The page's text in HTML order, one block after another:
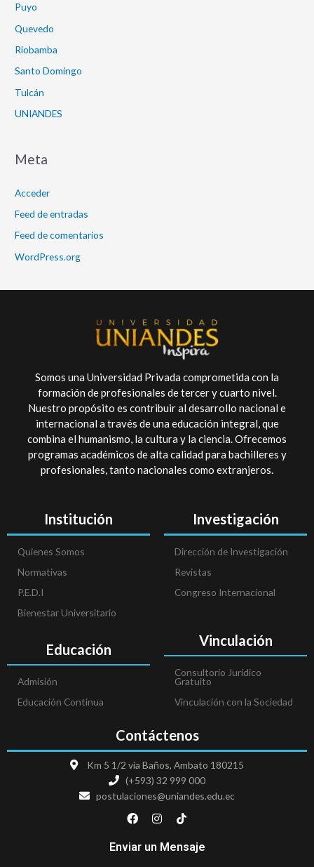
Puyo
Quevedo
Riobamba
Santo Domingo
Tulcán
UNIANDES
Meta
Acceder
Feed de entradas
Feed de comentarios
WordPress.org
Somos una Universidad Privada comprometida con la
formación de profesionales de tercer y cuarto nivel.
Nuestro propósito es contribuir al desarrollo nacional e
internacional a través de una educación integral, que
combina el humanismo, la cultura y la ciencia. Ofrecemos
programas académicos de alta calidad para bachilleres y
profesionales, tanto nacionales como extranjeros.
Institución
Quienes Somos
Normativas
P.E.D.I
Bienestar Universitario
Educación
Admisión
Educación Continua
Investigación
Dirección de Investigación
Revistas
Congreso Internacional
Vinculación
Consultorio Jurídico
Gratuito
Vinculación con la Sociedad
Contáctenos
Km 5 1/2 vía Baños, Ambato 180215
(+593) 32 999 000
postulaciones@uniandes.edu.ec
F
a
e
I
n
t
T
i
t
Enviar un Mensaje